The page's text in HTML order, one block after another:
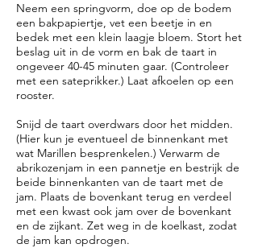
Neem een springvorm, doe op de bodem
een bakpapiertje, vet een beetje in en
bedek met een klein laagje bloem. Stort het
beslag uit in de vorm en bak de taart in
ongeveer 40-45 minuten gaar. (Controleer
met een sateprikker.) Laat afkoelen op een
rooster.
Snijd de taart overdwars door het midden.
(Hier kun je eventueel de binnenkant met
wat Marillen besprenkelen.) Verwarm de
abrikozenjam in een pannetje en bestrijk de
beide binnenkanten van de taart met de
jam. Plaats de bovenkant terug en verdeel
met een kwast ook jam over de bovenkant
en de zijkant. Zet weg in de koelkast, zodat
de jam kan opdrogen.